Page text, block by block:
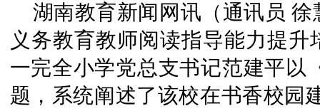
湖南教育新闻网讯（通讯员
义务教育教师阅读指导能力提
一完全小学党总支书记范建平以
题，系统阐述了该校在书香校园